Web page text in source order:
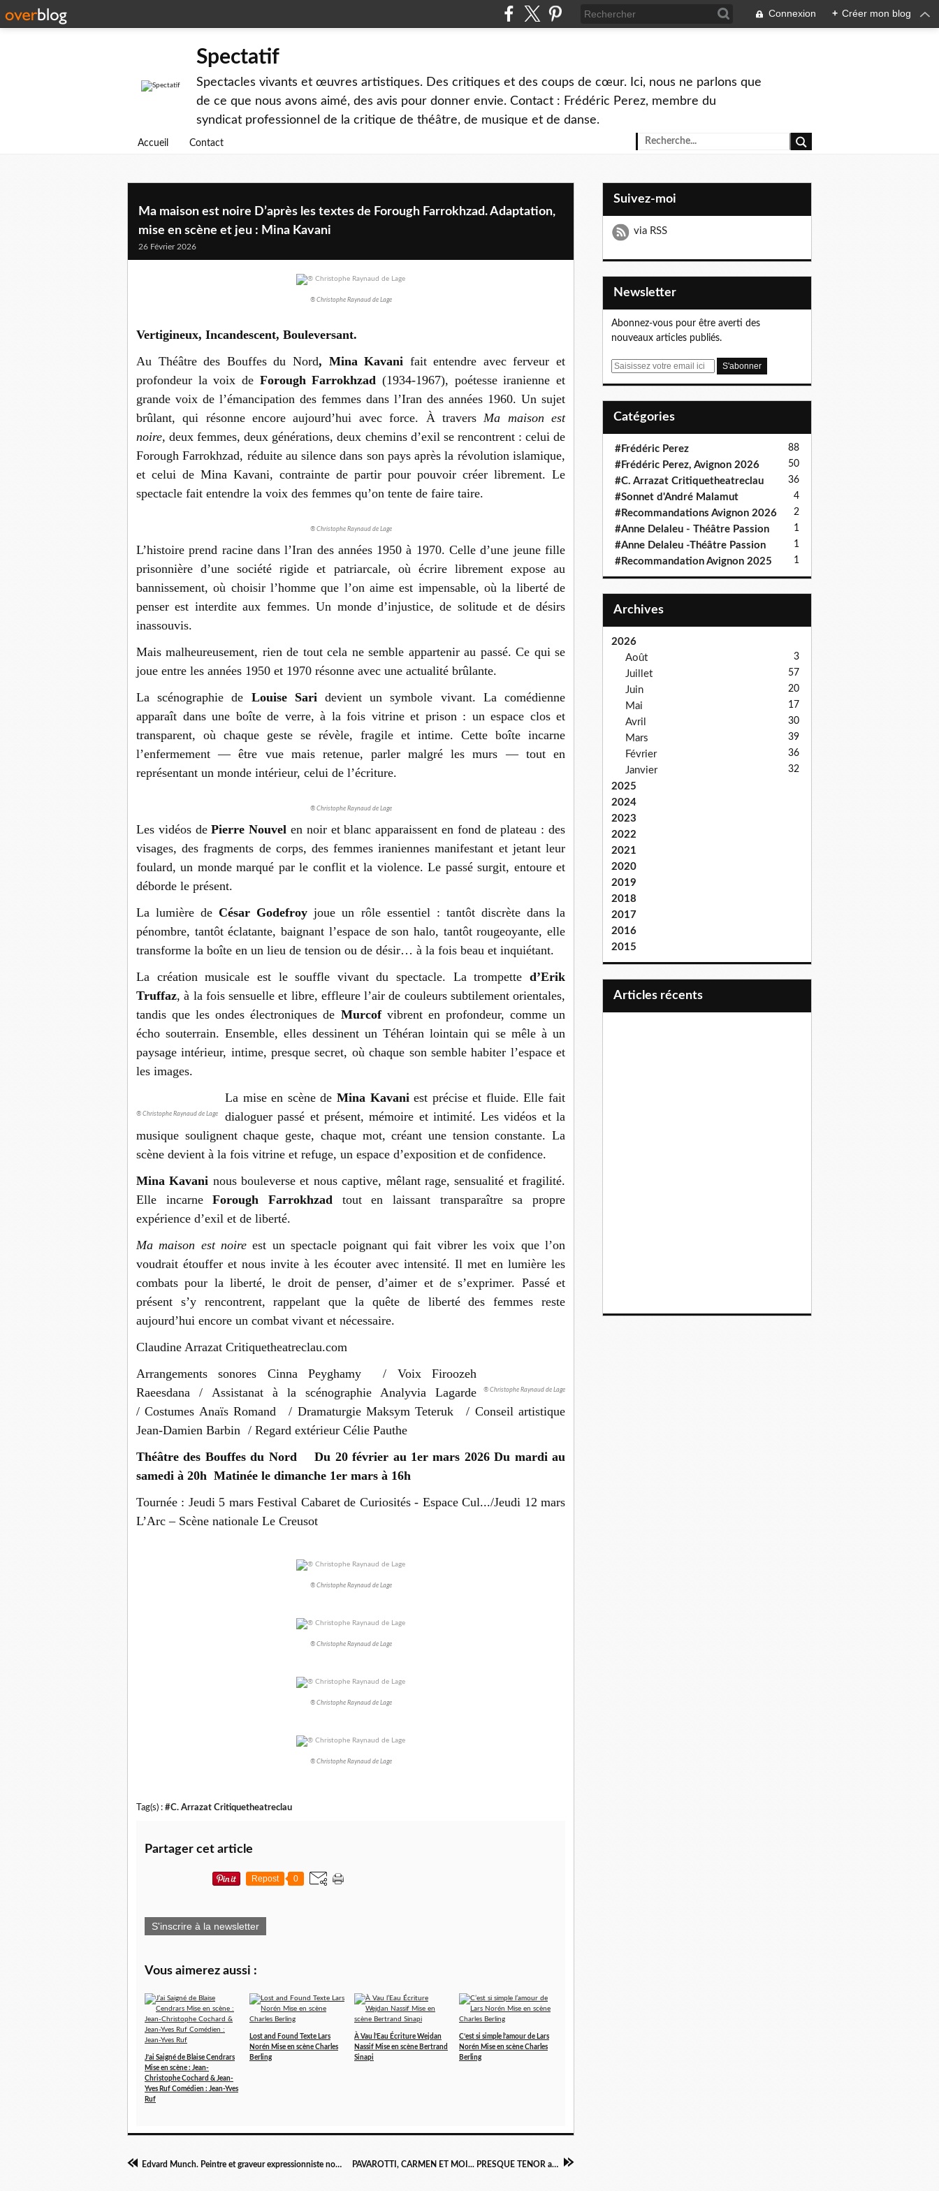
Connexion + Créer mon blog
Spectatif
Spectacles vivants et œuvres artistiques. Des critiques et des coups de cœur. Ici, nous ne parlons que
de ce que nous avons aimé, des avis pour donner envie. Contact : Frédéric Perez, membre du
syndicat professionnel de la critique de théâtre, de musique et de danse.
Accueil Contact
Ma maison est noire D’après les textes de Forough Farrokhzad. Adaptation,
mise en scène et jeu : Mina Kavani
26 Février 2026
® Christophe Raynaud de Lage
Vertigineux, Incandescent, Bouleversant.
Au Théâtre des Bouffes du Nord, Mina Kavani fait entendre avec ferveur et
profondeur la voix de Forough Farrokhzad (1934-1967), poétesse iranienne et
grande voix de l’émancipation des femmes dans l’Iran des années 1960. Un sujet
brûlant, qui résonne encore aujourd’hui avec force. À travers Ma maison est
noire, deux femmes, deux générations, deux chemins d’exil se rencontrent : celui de
Forough Farrokhzad, réduite au silence dans son pays après la révolution islamique,
et celui de Mina Kavani, contrainte de partir pour pouvoir créer librement. Le
spectacle fait entendre la voix des femmes qu’on tente de faire taire.
® Christophe Raynaud de Lage
L’histoire prend racine dans l’Iran des années 1950 à 1970. Celle d’une jeune fille
prisonnière d’une société rigide et patriarcale, où écrire librement expose au
bannissement, où choisir l’homme que l’on aime est impensable, où la liberté de
penser est interdite aux femmes. Un monde d’injustice, de solitude et de désirs
inassouvis.
Mais malheureusement, rien de tout cela ne semble appartenir au passé. Ce qui se
joue entre les années 1950 et 1970 résonne avec une actualité brûlante.
La scénographie de Louise Sari devient un symbole vivant. La comédienne
apparaît dans une boîte de verre, à la fois vitrine et prison : un espace clos et
transparent, où chaque geste se révèle, fragile et intime. Cette boîte incarne
l’enfermement — être vue mais retenue, parler malgré les murs — tout en
représentant un monde intérieur, celui de l’écriture.
® Christophe Raynaud de Lage
Les vidéos de Pierre Nouvel en noir et blanc apparaissent en fond de plateau : des
visages, des fragments de corps, des femmes iraniennes manifestant et jetant leur
foulard, un monde marqué par le conflit et la violence. Le passé surgit, entoure et
déborde le présent.
La lumière de César Godefroy joue un rôle essentiel : tantôt discrète dans la
pénombre, tantôt éclatante, baignant l’espace de son halo, tantôt rougeoyante, elle
transforme la boîte en un lieu de tension ou de désir… à la fois beau et inquiétant.
La création musicale est le souffle vivant du spectacle. La trompette d’Erik
Truffaz, à la fois sensuelle et libre, effleure l’air de couleurs subtilement orientales,
tandis que les ondes électroniques de Murcof vibrent en profondeur, comme un
écho souterrain. Ensemble, elles dessinent un Téhéran lointain qui se mêle à un
paysage intérieur, intime, presque secret, où chaque son semble habiter l’espace et
les images.
® Christophe Raynaud de Lage
La mise en scène de Mina Kavani est précise et fluide. Elle fait
dialoguer passé et présent, mémoire et intimité. Les vidéos et la
musique soulignent chaque geste, chaque mot, créant une tension constante. La
scène devient à la fois vitrine et refuge, un espace d’exposition et de confidence.
Mina Kavani nous bouleverse et nous captive, mêlant rage, sensualité et fragilité.
Elle incarne
Forough Farrokhzad
tout en laissant transparaître sa propre
expérience d’exil et de liberté.
Ma maison est noire est un spectacle poignant qui fait vibrer les voix que l’on
voudrait étouffer et nous invite à les écouter avec intensité. Il met en lumière les
combats pour la liberté, le droit de penser, d’aimer et de s’exprimer. Passé et
présent s’y rencontrent, rappelant que la quête de liberté des femmes reste
aujourd’hui encore un combat vivant et nécessaire.
Claudine Arrazat Critiquetheatreclau.com
® Christophe Raynaud de Lage
Arrangements sonores Cinna Peyghamy / Voix Firoozeh
Raeesdana / Assistanat à la scénographie Analyvia Lagarde
/ Costumes Anaïs Romand / Dramaturgie Maksym Teteruk / Conseil artistique
Jean-Damien Barbin / Regard extérieur Célie Pauthe
Théâtre des Bouffes du Nord Du 20 février au 1er mars 2026 Du mardi au
samedi à 20h Matinée le dimanche 1er mars à 16h
Tournée : Jeudi 5 mars Festival Cabaret de Curiosités - Espace Cul.../Jeudi 12 mars
L’Arc – Scène nationale Le Creusot
® Christophe Raynaud de Lage
® Christophe Raynaud de Lage
® Christophe Raynaud de Lage
® Christophe Raynaud de Lage
Tag(s) : #C. Arrazat Critiquetheatreclau
Partager cet article
Repost 0
S'inscrire à la newsletter
Vous aimerez aussi :
J’ai Saigné de Blaise Cendrars
Mise en scène : Jean-
Christophe Cochard & Jean-
Yves Ruf Comédien : Jean-Yves
Ruf
Lost and Found Texte Lars
Norén Mise en scène Charles
Berling
À Vau l’Eau Écriture Wejdan
Nassif Mise en scène Bertrand
Sinapi
C’est si simple l’amour de Lars
Norén Mise en scène Charles
Berling
Edvard Munch. Peintre et graveur expressionniste norvégien. "Kiss IV" PAVAROTTI, CARMEN ET MOI... PRESQUE TENOR au Théâtre Le Lieu
Suivez-moi
via RSS
Newsletter
Abonnez-vous pour être averti des
nouveaux articles publiés.
E
Catégories
#Frédéric Perez 88
#Frédéric Perez, Avignon 2026 50
#C. Arrazat Critiquetheatreclau 36
#Sonnet d'André Malamut 4
#Recommandations Avignon 2026 2
#Anne Delaleu - Théâtre Passion 1
#Anne Delaleu -Théâtre Passion 1
#Recommandation Avignon 2025 1
Archives
2026
Août
3
Juillet 57
Juin 20
Mai 17
Avril 30
Mars 39
Février 36
Janvier 32
2025
2024
2023
2022
2021
2020
2019
2018
2017
2016
2015
articles récents